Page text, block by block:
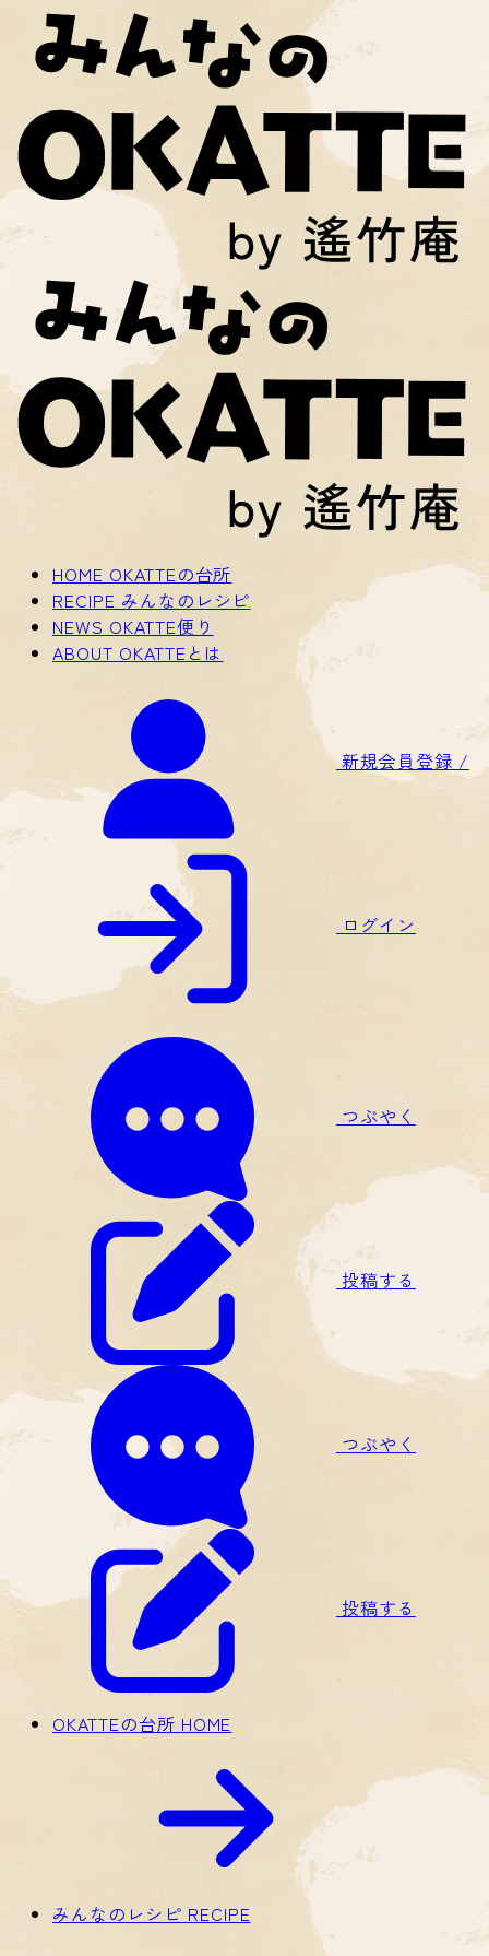
HOME OKATTEの台所
RECIPE みんなのレシピ
NEWS OKATTE便り
ABOUT OKATTEとは
新規会員登録 /
ログイン
つぶやく
投稿する
つぶやく
投稿する
OKATTEの台所 HOME
みんなのレシピ RECIPE